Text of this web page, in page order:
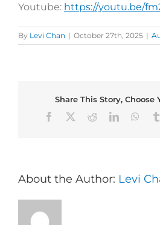
Youtube: https://youtu.be/
By Levi Chan | October 27th, 2025 |
Share This Story, Choose
Facebook
RedditLinkedIn
About the Author: Levi